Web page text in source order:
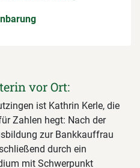
vor Ort:
ist Kathrin Kerle, die
Zahlen hegt: Nach der
zur Bankkauffrau
durch ein
mit Schwerpunkt